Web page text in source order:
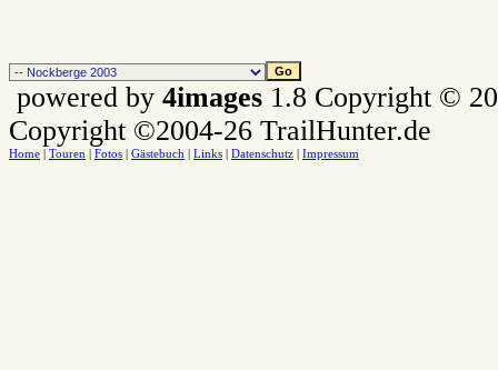
powered by 4images 1.8 Copyright ©
Copyright ©2004-26 TrailHunter.de
Home Touren Fotos Gästebuch Links Datenschutz Impressum